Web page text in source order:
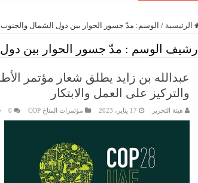
الرئيسية / الوسم: مدّ جسور الحوار بين دول الشمال والجنوب
أرشيف الوسم : مدّ جسور الحوار بين
والتركيز على العمل والابتكار
هيئة التحرير 17 يناير، 2023 مؤتمرات المناخ COP 0